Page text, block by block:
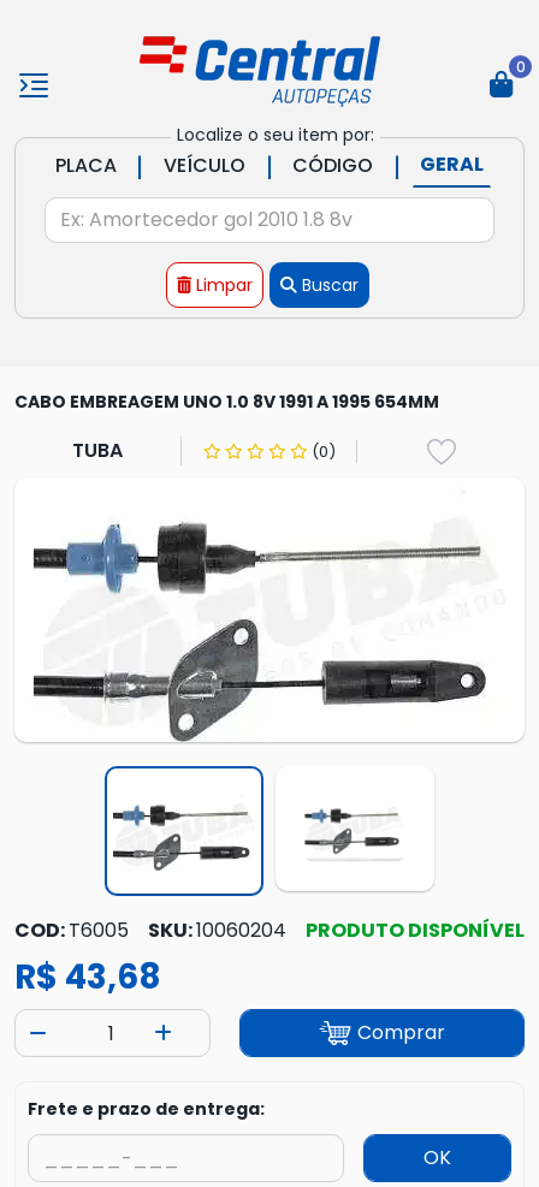
Localize o seu item por:
PLACA | VEÍCULO | CÓDIGO | GERAL
Limpar Buscar
0
CABO EMBREAGEM UNO 1.0 8V 1991 A 1995 654MM
TUBA (0)
COD:T6005 SKU:10060204 PRODUTO DISPONÍVEL
R$ 43,68
Comprar
Frete e prazo de entrega:
OK